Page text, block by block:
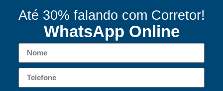
Até 30% falando com Corretor!
WhatsApp Online